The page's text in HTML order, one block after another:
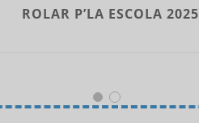
ROLAR P’LA ESCOLA 2025